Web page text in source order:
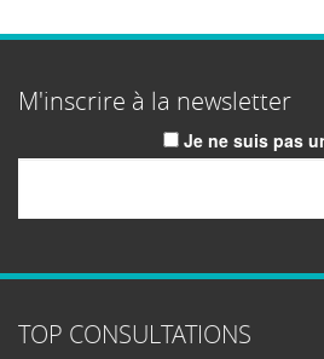
M'inscrire à la newsletter
Je ne suis pas
TOP CONSULTATIONS